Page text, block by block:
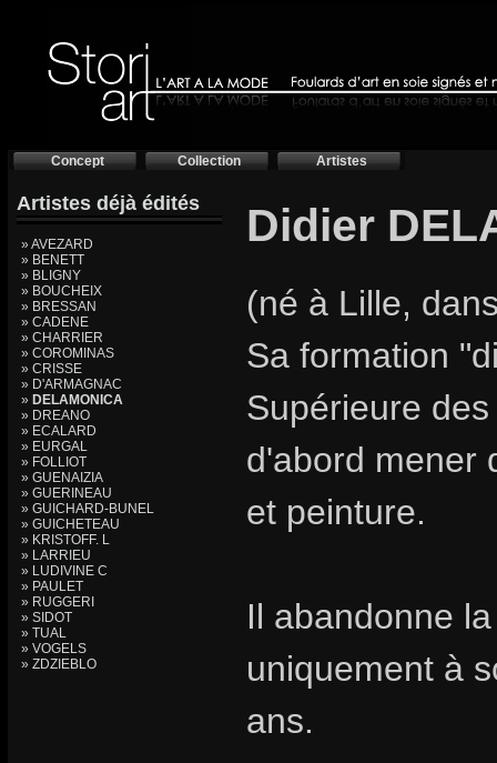
Concept Collection Artistes
Artistes déjà édités
» AVEZARD
» BENETT
» BLIGNY
» BOUCHEIX
» BRESSAN
» CADENE
» CHARRIER
» COROMINAS
» CRISSE
» D'ARMAGNAC
» DELAMONICA
» DREANO
» ECALARD
» EURGAL
» FOLLIOT
» GUENAIZIA
» GUERINEAU
» GUICHARD-BUNEL
» GUICHETEAU
» KRISTOFF. L
» LARRIEU
» LUDIVINE C
» PAULET
» RUGGERI
» SIDOT
» TUAL
» VOGELS
» ZDZIEBLO
Didier
(né à Lille,
Sa formation
Supérieure
d'abord mener
et peinture.
Il abandonne
uniquement à
ans.